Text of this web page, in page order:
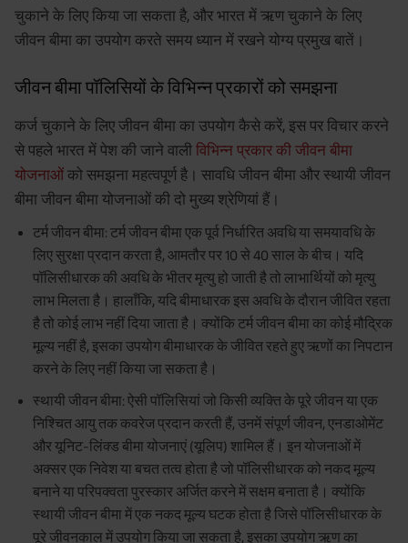
चुकाने के लिए किया जा सकता है, और भारत में ऋण चुकाने के लिए
जीवन बीमा का उपयोग करते समय ध्यान में रखने योग्य प्रमुख बातें।
जीवन बीमा पॉलिसियों के विभिन्न प्रकारों को समझना
कर्ज चुकाने के लिए जीवन बीमा का उपयोग कैसे करें, इस पर विचार करने
से पहले भारत में पेश की जाने वाली विभिन्न प्रकार की जीवन बीमा
योजनाओं को समझना महत्वपूर्ण है। सावधि जीवन बीमा और स्थायी जीवन
बीमा जीवन बीमा योजनाओं की दो मुख्य श्रेणियां हैं।
टर्म जीवन बीमा: टर्म जीवन बीमा एक पूर्व निर्धारित अवधि या समयावधि के
लिए सुरक्षा प्रदान करता है, आमतौर पर 10 से 40 साल के बीच। यदि
पॉलिसीधारक की अवधि के भीतर मृत्यु हो जाती है तो लाभार्थियों को मृत्यु
लाभ मिलता है। हालाँकि, यदि बीमाधारक इस अवधि के दौरान जीवित रहता
है तो कोई लाभ नहीं दिया जाता है। क्योंकि टर्म जीवन बीमा का कोई मौद्रिक
मूल्य नहीं है, इसका उपयोग बीमाधारक के जीवित रहते हुए ऋणों का निपटान
करने के लिए नहीं किया जा सकता है।
स्थायी जीवन बीमा: ऐसी पॉलिसियां जो किसी व्यक्ति के पूरे जीवन या एक
निश्चित आयु तक कवरेज प्रदान करती हैं, उनमें संपूर्ण जीवन, एनडाओमेंट
और यूनिट-लिंक्ड बीमा योजनाएं (यूलिप) शामिल हैं। इन योजनाओं में
अक्सर एक निवेश या बचत तत्व होता है जो पॉलिसीधारक को नकद मूल्य
बनाने या परिपक्वता पुरस्कार अर्जित करने में सक्षम बनाता है। क्योंकि
स्थायी जीवन बीमा में एक नकद मूल्य घटक होता है जिसे पॉलिसीधारक के
पूरे जीवनकाल में उपयोग किया जा सकता है, इसका उपयोग ऋण का